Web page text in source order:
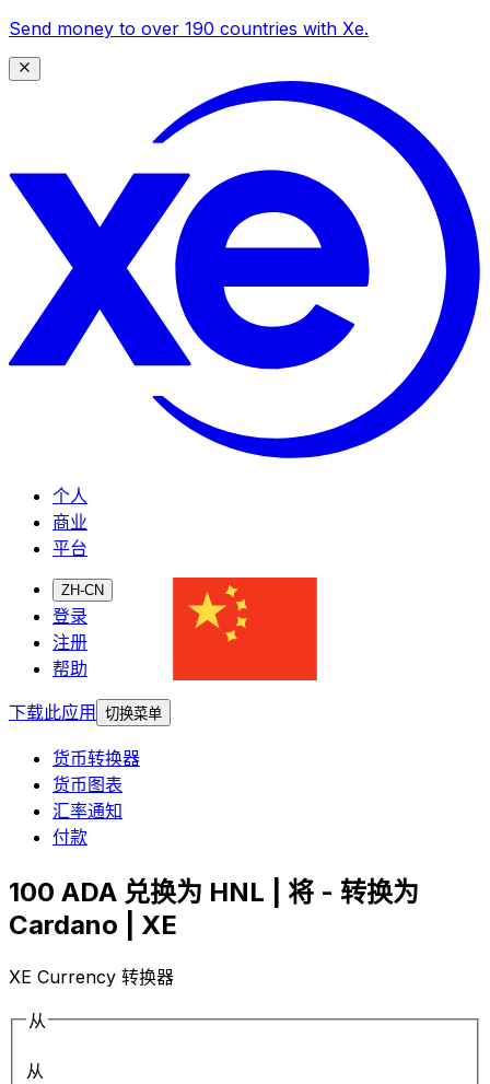
Send money to over 190 countries with Xe.
个人
商业
平台
ZH-CN
登录
注册
帮助
下载此应用
切换菜单
货币转换器
货币图表
汇率通知
付款
100 ADA 兑换为 HNL | 将 - 转换为
Cardano | XE
XE Currency 转换器
从
从